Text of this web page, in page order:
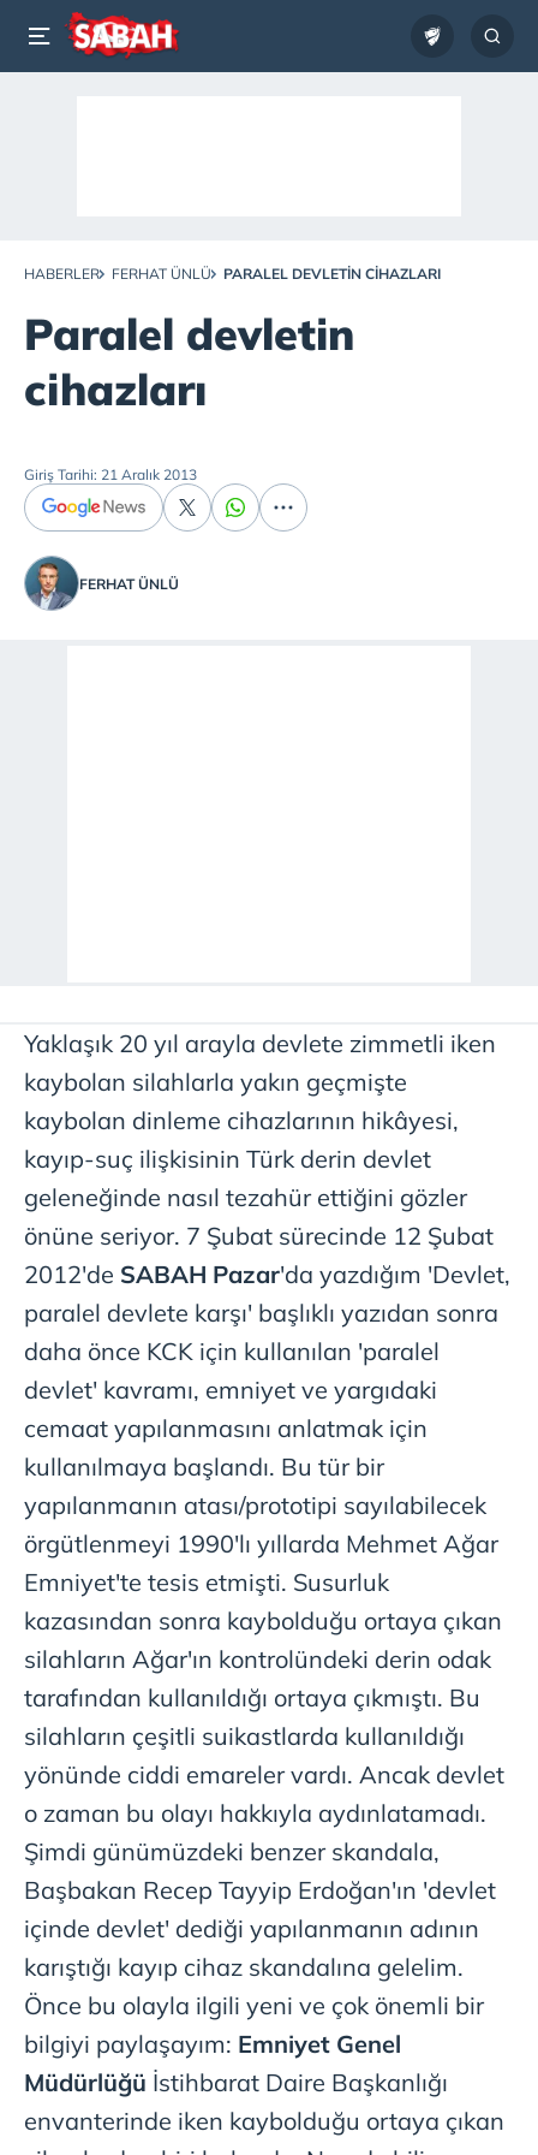
HABERLER FERHAT ÜNLÜ PARALEL DEVLETIN CIHAZLARI
Paralel devletin
cihazları
Giriş Tarihi: 21 Aralık 2013
FERHAT ÜNLÜ
Yaklaşık 20 yıl arayla devlete zimmetli iken
kaybolan silahlarla yakın geçmişte
kaybolan dinleme cihazlarının hikâyesi,
kayıp-suç ilişkisinin Türk derin devlet
geleneğinde nasıl tezahür ettiğini gözler
önüne seriyor. 7 Şubat sürecinde 12 Şubat
2012'de SABAH Pazar'da yazdığım 'Devlet,
paralel devlete karşı' başlıklı yazıdan sonra
daha önce KCK için kullanılan 'paralel
devlet' kavramı, emniyet ve yargıdaki
cemaat yapılanmasını anlatmak için
kullanılmaya başlandı. Bu tür bir
yapılanmanın atası/prototipi sayılabilecek
örgütlenmeyi 1990'lı yıllarda Mehmet Ağar
Emniyet'te tesis etmişti. Susurluk
kazasından sonra kaybolduğu ortaya çıkan
silahların Ağar'ın kontrolündeki derin odak
tarafından kullanıldığı ortaya çıkmıştı. Bu
silahların çeşitli suikastlarda kullanıldığı
yönünde ciddi emareler vardı. Ancak devlet
o zaman bu olayı hakkıyla aydınlatamadı.
Şimdi günümüzdeki benzer skandala,
Başbakan Recep Tayyip Erdoğan'ın 'devlet
içinde devlet' dediği yapılanmanın adının
karıştığı kayıp cihaz skandalına gelelim.
Önce bu olayla ilgili yeni ve çok önemli bir
bilgiyi paylaşayım: Emniyet Genel
Müdürlüğü İstihbarat Daire Başkanlığı
envanterinde iken kaybolduğu ortaya çıkan